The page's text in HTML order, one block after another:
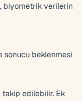
biyometrik verilerin
sonucu beklenmesi
takip edilebilir. Ek